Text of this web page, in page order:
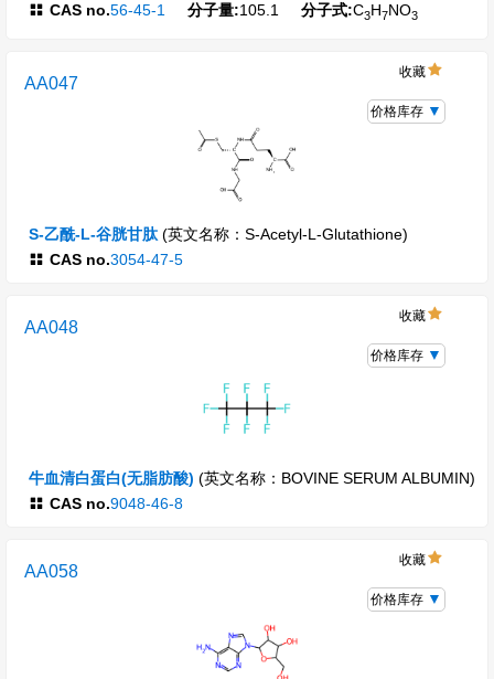
CAS no.56-45-1 分子量:105.1 分子式:C3H7NO3
AA047
S-乙酰-L-谷胱甘肽 (英文名称：S-Acetyl-L-Glutathione)
CAS no.3054-47-5
收藏
价格库存
AA048
牛血清白蛋白(无脂肪酸) (英文名称：BOVINE SERUM ALBUMIN)
CAS no.9048-46-8
收藏
价格库存
AA058
收藏
价格库存